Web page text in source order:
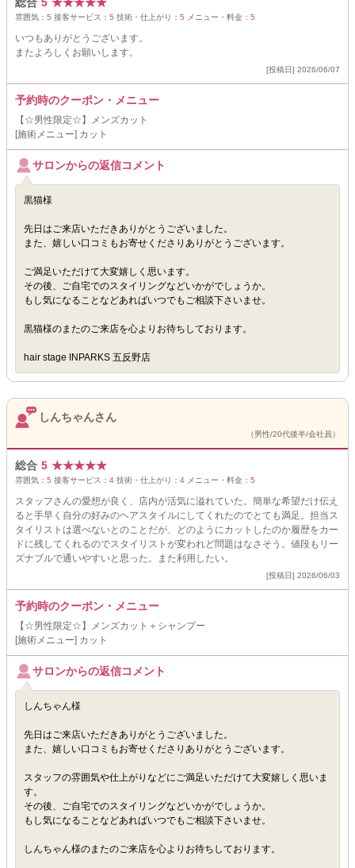
雰囲気： 5 接客サービス： 5 技術・仕上がり： 5 メニュー・料金： 5
いつもありがとうございます。
またよろしくお願いします。
[投稿日] 2026/06/07
予約時のクーポン・メニュー
【☆男性限定☆】メンズカット
[施術メニュー] カット
サロンからの返信コメント
黒猫様
先日はご来店いただきありがとうございました。
また、嬉しい口コミもお寄せくださりありがとうございます。
ご満足いただけて大変嬉しく思います。
その後、ご自宅でのスタイリングなどいかがでしょうか。
もし気になることなどあればいつでもご相談下さいませ。
黒猫様のまたのご来店を心よりお待ちしております。
hair stage INPARKS 五反野店
しんちゃんさん
（男性/20代後半/会社員）
総合 5 ★★★★★
雰囲気： 5 接客サービス： 4 技術・仕上がり： 4 メニュー・料金： 5
スタッフさんの愛想が良く、店内が活気に溢れていた。簡単な希望だけ伝え
ると手早く自分の好みのヘアスタイルにしてくれたのでとても満足。担当ス
タイリストは選べないとのことだが、どのようにカットしたのか履歴をカー
ドに残してくれるのでスタイリストが変われど問題はなさそう。値段もリー
ズナブルで通いやすいと思った。また利用したい。
[投稿日] 2026/06/03
予約時のクーポン・メニュー
【☆男性限定☆】メンズカット＋シャンプー
[施術メニュー] カット
サロンからの返信コメント
しんちゃん様
先日はご来店いただきありがとうございました。
また、嬉しい口コミもお寄せくださりありがとうございます。
スタッフの雰囲気や仕上がりなどにご満足いただけて大変嬉しく思いま
す。
その後、ご自宅でのスタイリングなどいかがでしょうか。
もし気になることなどあればいつでもご相談下さいませ。
しんちゃん様のまたのご来店を心よりお待ちしております。